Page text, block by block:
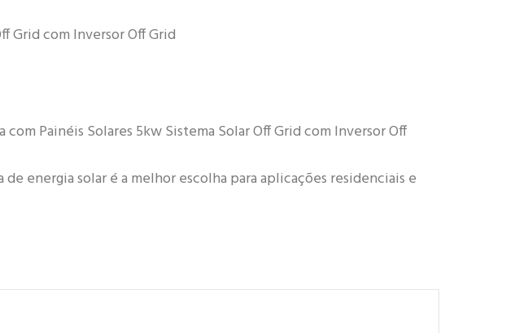
Grid com Inversor Off Grid
Painéis Solares 5kw Sistema Solar Off Grid com Inversor Off
energia solar é a melhor escolha para aplicações residenciais e